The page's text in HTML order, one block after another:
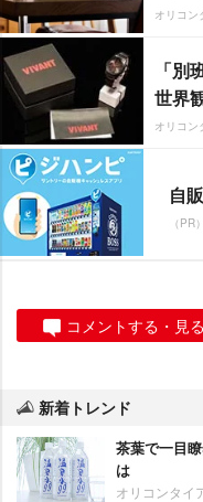
オリコン
「
世界
オリコン
自
（PR
コメントする・見る
新着トレンド
茶葉で一目
は
オリコンタイ